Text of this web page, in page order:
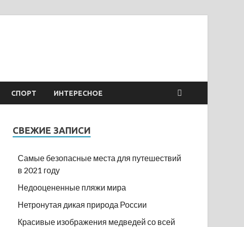
СПОРТ ИНТЕРЕСНОЕ
СВЕЖИЕ ЗАПИСИ
Самые безопасные места для путешествий
в 2021 году
Недооцененные пляжи мира
Нетронутая дикая природа России
Красивые изображения медведей со всей